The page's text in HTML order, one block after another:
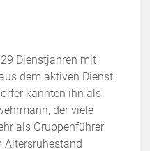
Dienstjahren mit
dem aktiven Dienst
kannten ihn als
der viele
als Gruppenführer
Altersruhestand